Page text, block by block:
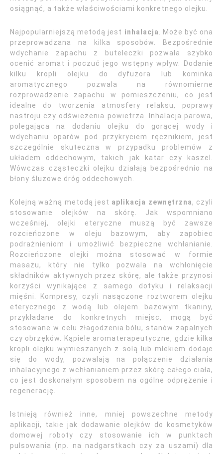
osiągnąć, a także właściwościami konkretnego olejku.
Najpopularniejszą metodą jest inhalacja . Może być ona
przeprowadzana na kilka sposobów. Bezpośrednie
wdychanie zapachu z buteleczki pozwala szybko
ocenić aromat i poczuć jego wstępny wpływ. Dodanie
kilku kropli olejku do dyfuzora lub kominka
aromatycznego pozwala na równomierne
rozprowadzenie zapachu w pomieszczeniu, co jest
idealne do tworzenia atmosfery relaksu, poprawy
nastroju czy odświeżenia powietrza. Inhalacja parowa,
polegająca na dodaniu olejku do gorącej wody i
wdychaniu oparów pod przykryciem ręcznikiem, jest
szczególnie skuteczna w przypadku problemów z
układem oddechowym, takich jak katar czy kaszel.
Wówczas cząsteczki olejku działają bezpośrednio na
błony śluzowe dróg oddechowych.
Kolejną ważną metodą jest aplikacja zewnętrzna, czyli
stosowanie olejków na skórę. Jak wspomniano
wcześniej, olejki eteryczne muszą być zawsze
rozcieńczone w oleju bazowym, aby zapobiec
podrażnieniom i umożliwić bezpieczne wchłanianie.
Rozcieńczone olejki można stosować w formie
masażu, który nie tylko pozwala na wchłonięcie
składników aktywnych przez skórę, ale także przynosi
korzyści wynikające z samego dotyku i relaksacji
mięśni. Kompresy, czyli nasączone roztworem olejku
eterycznego z wodą lub olejem bazowym tkaniny,
przykładane do konkretnych miejsc, mogą być
stosowane w celu złagodzenia bólu, stanów zapalnych
czy obrzęków. Kąpiele aromaterapeutyczne, gdzie kilka
kropli olejku wymieszanych z solą lub mlekiem dodaje
się do wody, pozwalają na połączenie działania
inhalacyjnego z wchłanianiem przez skórę całego ciała,
co jest doskonałym sposobem na ogólne odprężenie i
regenerację.
Istnieją również inne, mniej powszechne metody
aplikacji, takie jak dodawanie olejków do kosmetyków
domowej roboty czy stosowanie ich w punktach
pulsowania (np. na nadgarstkach czy za uszami) dla